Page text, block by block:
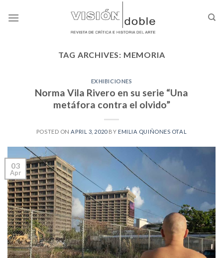
TAG ARCHIVES: MEMORIA
EXHIBICIONES
Norma Vila Rivero en su serie “Una
metáfora contra el olvido”
POSTED ON APRIL 3, 2020BY EMILIA QUIÑONES OTAL
03
Apr